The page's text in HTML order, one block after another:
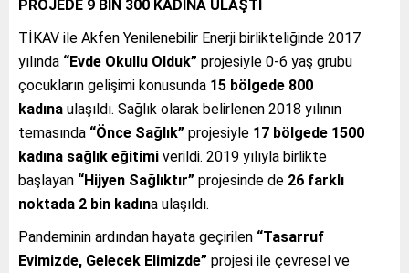
PROJEDE 9 BİN 300 KADINA ULAŞTI
TİKAV ile Akfen Yenilenebilir Enerji birlikteliğinde 2017
yılında “Evde Okullu Olduk” projesiyle 0-6 yaş grubu
çocukların gelişimi konusunda 15 bölgede 800
kadına ulaşıldı. Sağlık olarak belirlenen 2018 yılının
temasında “Önce Sağlık” projesiyle 17 bölgede 1500
kadına sağlık eğitimi verildi. 2019 yılıyla birlikte
başlayan “Hijyen Sağlıktır” projesinde de 26 farklı
noktada 2 bin kadına ulaşıldı.
Pandeminin ardından hayata geçirilen “Tasarruf
Evimizde, Gelecek Elimizde” projesi ile çevresel ve